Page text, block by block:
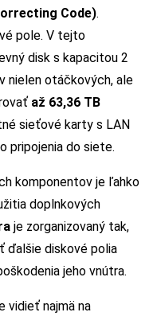
Code).
pole. V tejto
disk s kapacitou 2
nielen otáčkových, ale
až 63,36 TB
sieťové karty s LAN
pripojenia do siete.
komponentov je ľahko
doplnkových
je zorganizovaný tak,
ďalšie diskové polia
jeho vnútra.
vidieť najmä na